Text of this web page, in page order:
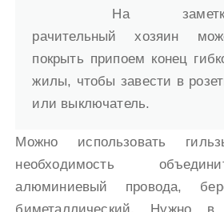
На
рачительный хозяин
покрыть припоем конец
жилы, чтобы завести в
или выключатель.
Можно использовать
необходимость
алюминиевый провода,